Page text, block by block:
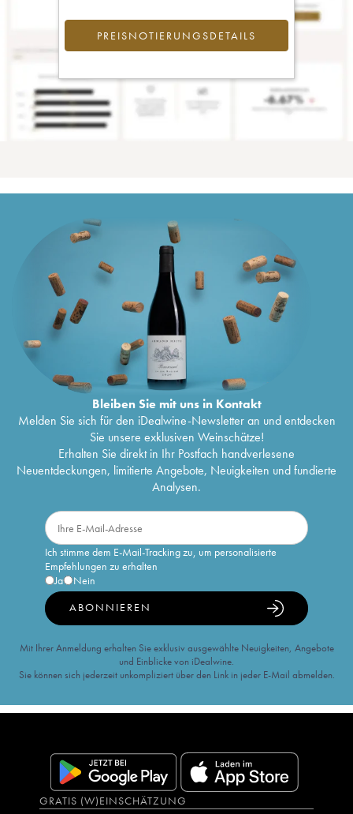
PREISNOTIERUNGSDETAILS
Bleiben Sie mit uns in Kontakt
Melden Sie sich für den iDealwine-Newsletter an und entdecken
Sie unsere exklusiven Weinschätze!
Erhalten Sie direkt in Ihr Postfach handverlesene
Neuentdeckungen, limitierte Angebote, Neuigkeiten und fundierte
Analysen.
Ich stimme dem E-Mail-Tracking zu, um personalisierte
Empfehlungen zu erhalten
Ja
Nein
ABONNIEREN
Mit Ihrer Anmeldung erhalten Sie exklusiv ausgewählte Neuigkeiten, Angebote
und Einblicke von iDealwine.
Sie können sich jederzeit unkompliziert über den Link in jeder E-Mail abmelden.
GRATIS (W)EINSCHÄTZUNG